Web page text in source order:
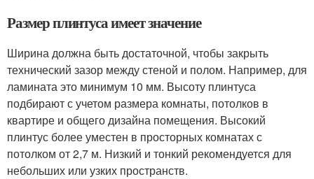
Размер плинтуса имеет значение
Ширина должна быть достаточной, чтобы закрыть
технический зазор между стеной и полом. Например, для
ламината это минимум 10 мм. Высоту плинтуса
подбирают с учетом размера комнаты, потолков в
квартире и общего дизайна помещения. Высокий
плинтус более уместен в просторных комнатах с
потолком от 2,7 м. Низкий и тонкий рекомендуется для
небольших или узких пространств.